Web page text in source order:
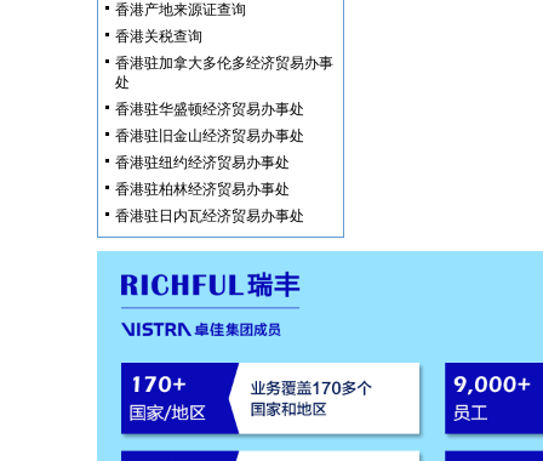
香港产地来源证查询
香港关税查询
香港驻加拿大多伦多经济贸易办事
处
香港驻华盛顿经济贸易办事处
香港驻旧金山经济贸易办事处
香港驻纽约经济贸易办事处
香港驻柏林经济贸易办事处
香港驻日内瓦经济贸易办事处